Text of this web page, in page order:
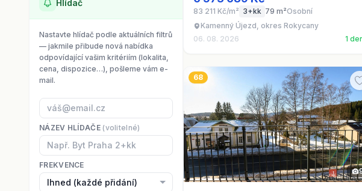
Hlídač
Nastavte hlídač podle aktuálních filtrů
— jakmile přibude nová nabídka
odpovídající vašim kritériím (lokalita,
cena, dispozice…), pošleme vám e-
mail.
NÁZEV HLÍDAČE (volitelné)
FREKVENCE
83 211 Kč/m² 3+kk 79 m²Osobní
Kamenný Újezd, okres Rokycany
06. 08. 2026
1
68